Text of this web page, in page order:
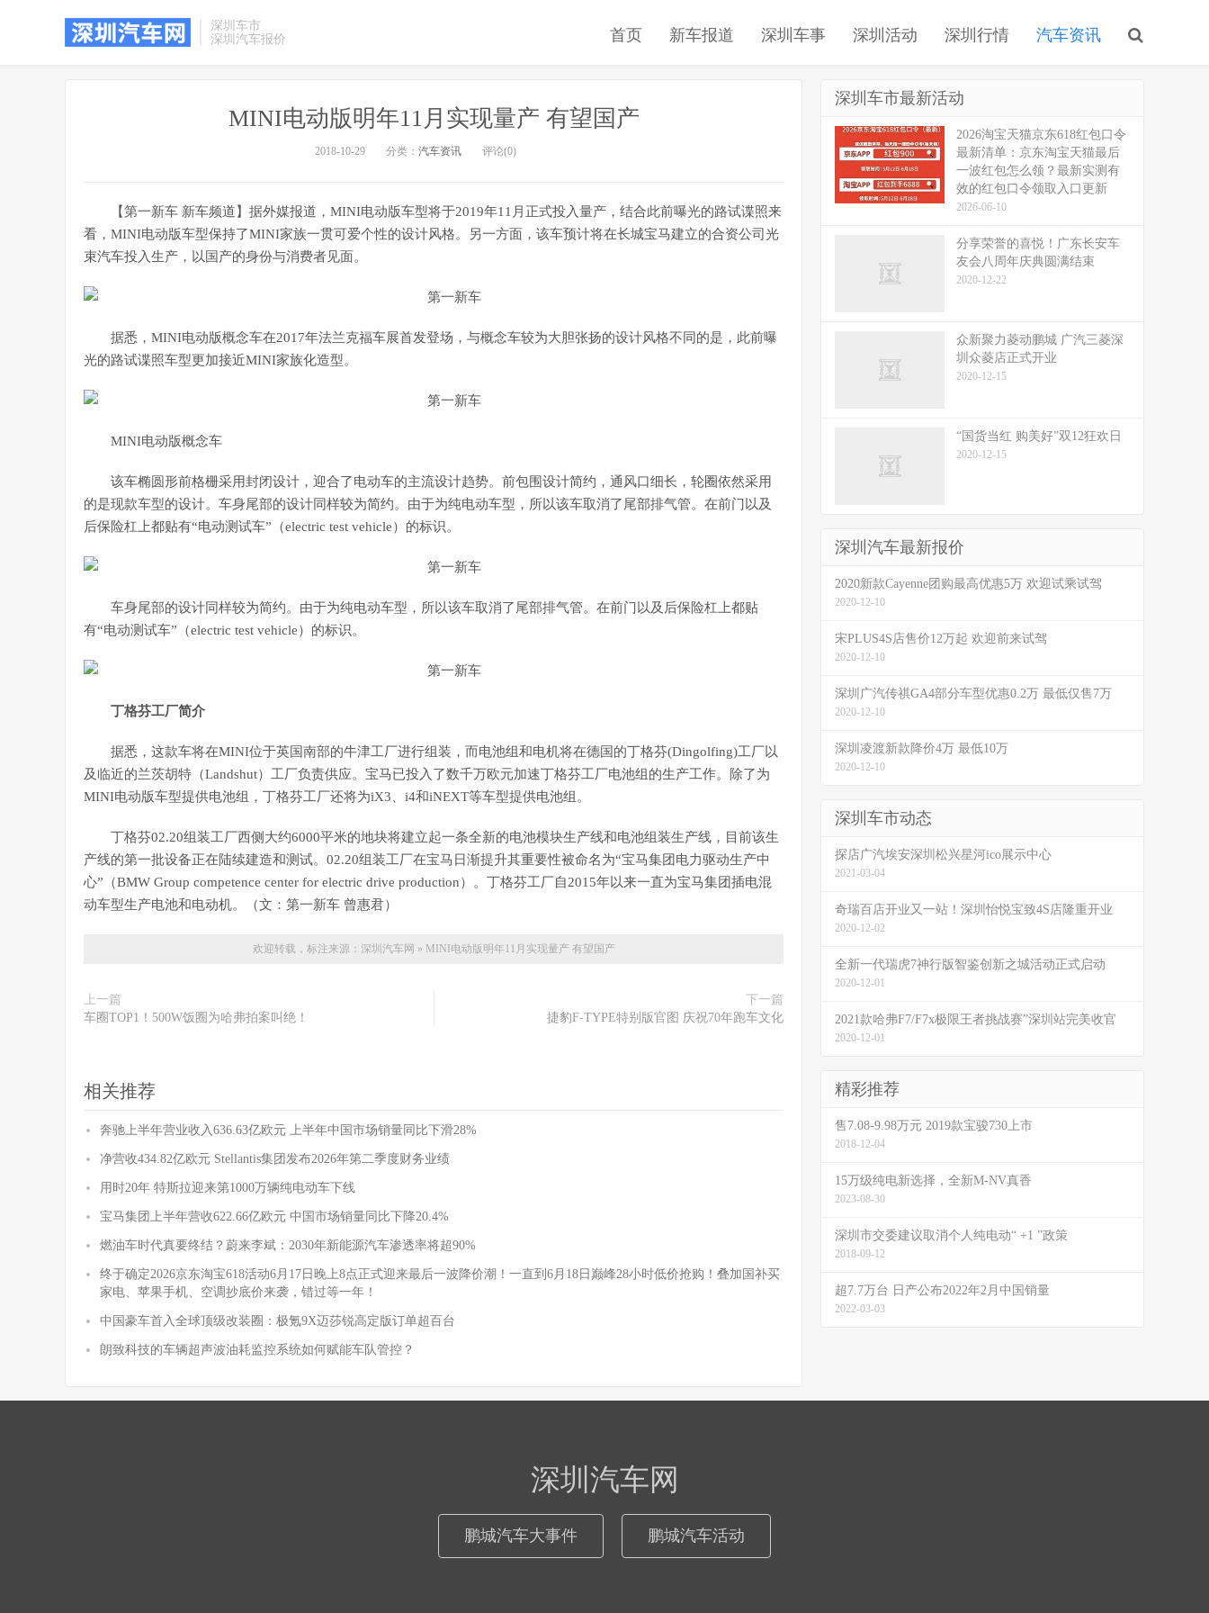
深圳车市
深圳汽车报价
首页 新车报道 深圳车事 深圳活动 深圳行情 汽车资讯
MINI电动版明年11月实现量产 有望国产
2018-10-29 分类： 汽车资讯 评论(0)
【第一新车 新车频道】据外媒报道，MINI电动版车型将于2019年11月正式投入量产，结合此前曝光的路试谍照来
看，MINI电动版车型保持了MINI家族一贯可爱个性的设计风格。另一方面，该车预计将在长城宝马建立的合资公司光
束汽车投入生产，以国产的身份与消费者见面。
据悉，MINI电动版概念车在2017年法兰克福车展首发登场，与概念车较为大胆张扬的设计风格不同的是，此前曝
光的路试谍照车型更加接近MINI家族化造型。
MINI电动版概念车
该车椭圆形前格栅采用封闭设计，迎合了电动车的主流设计趋势。前包围设计简约，通风口细长，轮圈依然采用
的是现款车型的设计。车身尾部的设计同样较为简约。由于为纯电动车型，所以该车取消了尾部排气管。在前门以及
后保险杠上都贴有“电动测试车”（electric test vehicle）的标识。
车身尾部的设计同样较为简约。由于为纯电动车型，所以该车取消了尾部排气管。在前门以及后保险杠上都贴
有“电动测试车”（electric test vehicle）的标识。
丁格芬工厂简介
据悉，这款车将在MINI位于英国南部的牛津工厂进行组装，而电池组和电机将在德国的丁格芬(Dingolfing)工厂以
及临近的兰茨胡特（Landshut）工厂负责供应。宝马已投入了数千万欧元加速丁格芬工厂电池组的生产工作。除了为
MINI电动版车型提供电池组，丁格芬工厂还将为iX3、i4和iNEXT等车型提供电池组。
丁格芬02.20组装工厂西侧大约6000平米的地块将建立起一条全新的电池模块生产线和电池组装生产线，目前该生
产线的第一批设备正在陆续建造和测试。02.20组装工厂在宝马日渐提升其重要性被命名为“宝马集团电力驱动生产中
心”（BMW Group competence center for electric drive production）。丁格芬工厂自2015年以来一直为宝马集团插电混
动车型生产电池和电动机。（文：第一新车 曾惠君）
欢迎转载，标注来源： 深圳汽车网 » MINI电动版明年11月实现量产 有望国产
上一篇
车圈TOP1！500W饭圈为哈弗拍案叫绝！
下一篇
捷豹F-TYPE特别版官图 庆祝70年跑车文化
相关推荐
奔驰上半年营业收入636.63亿欧元 上半年中国市场销量同比下滑28%
净营收434.82亿欧元 Stellantis集团发布2026年第二季度财务业绩
用时20年 特斯拉迎来第1000万辆纯电动车下线
宝马集团上半年营收622.66亿欧元 中国市场销量同比下降20.4%
燃油车时代真要终结？蔚来李斌：2030年新能源汽车渗透率将超90%
终于确定2026京东淘宝618活动6月17日晚上8点正式迎来最后一波降价潮！一直到6月18日巅峰28小时低价抢购！叠加国补买
家电、苹果手机、空调抄底价来袭，错过等一年！
中国豪车首入全球顶级改装圈：极氪9X迈莎锐高定版订单超百台
朗致科技的车辆超声波油耗监控系统如何赋能车队管控？
深圳车市最新活动
2026淘宝天猫京东618红包口令
最新清单：京东淘宝天猫最后
一波红包怎么领？最新实测有
效的红包口令领取入口更新
2026-06-10
分享荣誉的喜悦！广东长安车
友会八周年庆典圆满结束
2020-12-22
众新聚力菱动鹏城 广汽三菱深
圳众菱店正式开业
2020-12-15
“国货当红 购美好”双12狂欢日
2020-12-15
深圳汽车最新报价
2020新款Cayenne团购最高优惠5万 欢迎试乘试驾
2020-12-10
宋PLUS4S店售价12万起 欢迎前来试驾
2020-12-10
深圳广汽传祺GA4部分车型优惠0.2万 最低仅售7万
2020-12-10
深圳凌渡新款降价4万 最低10万
2020-12-10
深圳车市动态
探店广汽埃安深圳松兴星河ico展示中心
2021-03-04
奇瑞百店开业又一站！深圳怡悦宝致4S店隆重开业
2020-12-02
全新一代瑞虎7神行版智鉴创新之城活动正式启动
2020-12-01
2021款哈弗F7/F7x极限王者挑战赛”深圳站完美收官
2020-12-01
精彩推荐
售7.08-9.98万元 2019款宝骏730上市
2018-12-04
15万级纯电新选择，全新M-NV真香
2023-08-30
深圳市交委建议取消个人纯电动“ +1 ”政策
2018-09-12
超7.7万台 日产公布2022年2月中国销量
2022-03-03
深圳汽车网
鹏城汽车大事件 鹏城汽车活动